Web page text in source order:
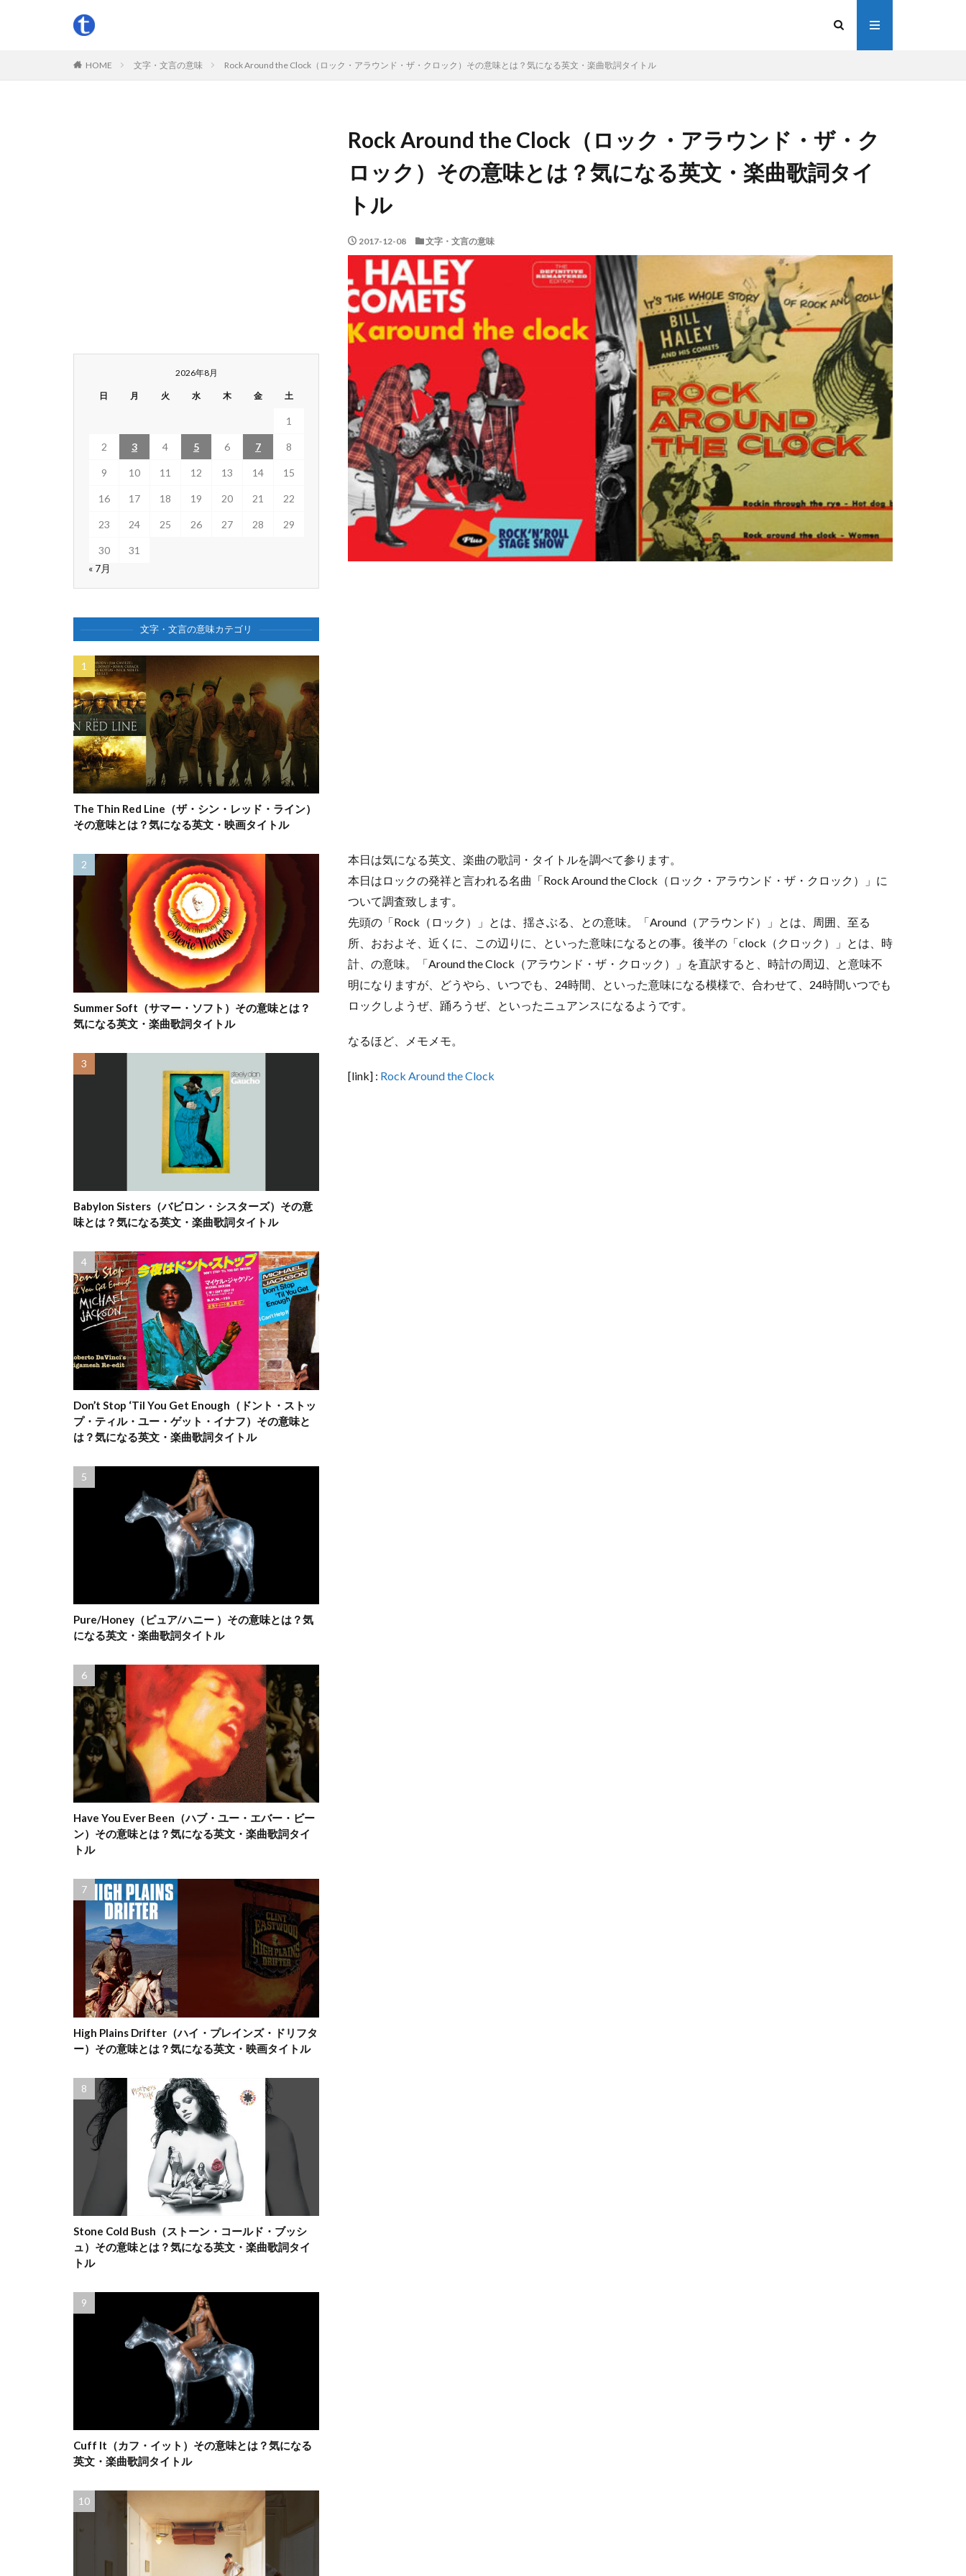
HOME 文字・文言の意味 Rock Around the Clock（ロック・アラウンド・ザ・クロック）その意味とは？気になる英文・楽曲歌詞タイトル
Rock Around the Clock（ロック・アラウンド・ザ・ク
ロック）その意味とは？気になる英文・楽曲歌詞タイ
トル
2017-12-08 文字・文言の意味
本日は気になる英文、楽曲の歌詞・タイトルを調べて参ります。
本日はロックの発祥と言われる名曲「Rock Around the Clock（ロック・アラウンド・ザ・クロック）」に
ついて調査致します。
先頭の「Rock（ロック）」とは、揺さぶる、との意味。「Around（アラウンド）」とは、周囲、至る
所、おおよそ、近くに、この辺りに、といった意味になるとの事。後半の「clock（クロック）」とは、時
計、の意味。「Around the Clock（アラウンド・ザ・クロック）」を直訳すると、時計の周辺、と意味不
明になりますが、どうやら、いつでも、24時間、といった意味になる模様で、合わせて、24時間いつでも
ロックしようぜ、踊ろうぜ、といったニュアンスになるようです。
なるほど、メモメモ。
[link] : Rock Around the Clock
2026年8月
日 月 火 水 木 金 土
1
2 3 4 5 6 7 8
9 10 11 12 13 14 15
16 17 18 19 20 21 22
23 24 25 26 27 28 29
30
31
« 7月
文字・文言の意味カテゴリ
The Thin Red Line（ザ・シン・レッド・ライン）
その意味とは？気になる英文・映画タイトル
Summer Soft（サマー・ソフト）その意味とは？
気になる英文・楽曲歌詞タイトル
Babylon Sisters（バビロン・シスターズ）その意
味とは？気になる英文・楽曲歌詞タイトル
Don’t Stop ‘Til You Get Enough（ドント・ストッ
プ・ティル・ユー・ゲット・イナフ）その意味と
は？気になる英文・楽曲歌詞タイトル
Pure/Honey（ピュア/ハニー ）その意味とは？気
になる英文・楽曲歌詞タイトル
Have You Ever Been（ハブ・ユー・エバー・ビー
ン）その意味とは？気になる英文・楽曲歌詞タイ
トル
High Plains Drifter（ハイ・プレインズ・ドリフタ
ー）その意味とは？気になる英文・映画タイトル
Stone Cold Bush（ストーン・コールド・ブッシ
ュ）その意味とは？気になる英文・楽曲歌詞タイ
トル
Cuff It（カフ・イット）その意味とは？気になる
英文・楽曲歌詞タイトル